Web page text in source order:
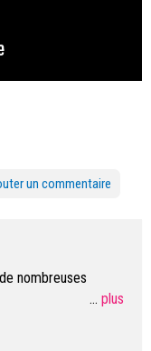
un commentaire
nombreuses
...